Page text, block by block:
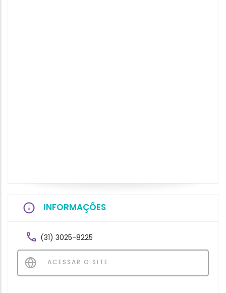
INFORMAÇÕES
(31) 3025-8225
ACESSAR O SITE